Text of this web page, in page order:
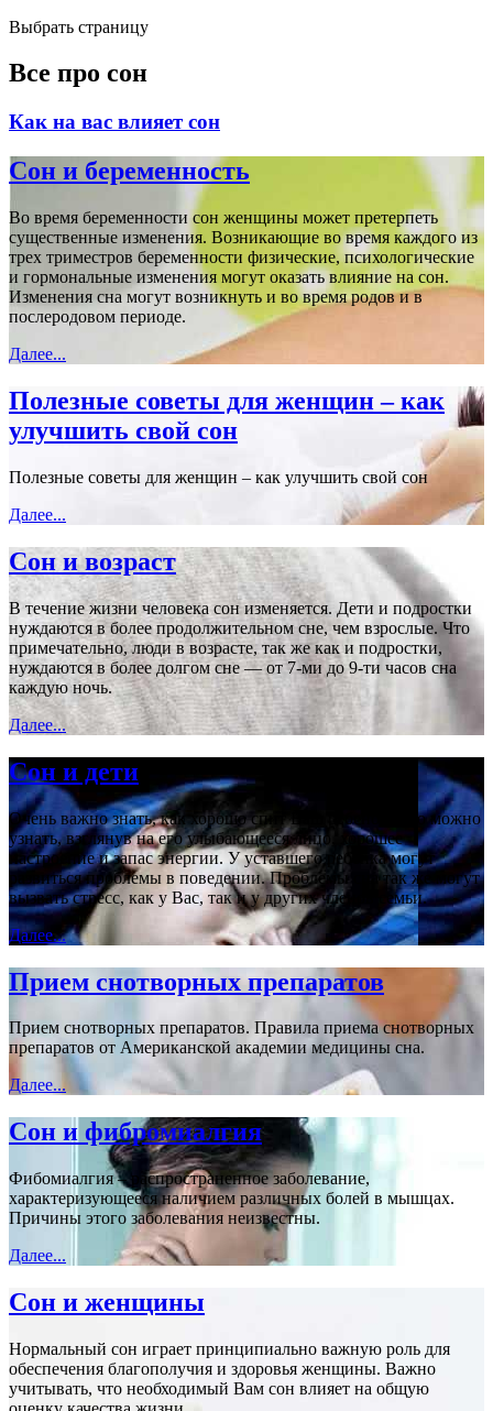
Выбрать страницу
Все про сон
Как на вас влияет сон
Сон и беременность
Во время беременности сон женщины может претерпеть
существенные изменения. Возникающие во время каждого из
трех триместров беременности физические, психологические
и гормональные изменения могут оказать влияние на сон.
Изменения сна могут возникнуть и во время родов и в
послеродовом периоде.
Далее...
Полезные советы для женщин – как
улучшить свой сон
Полезные советы для женщин – как улучшить свой сон
Далее...
Сон и возраст
В течение жизни человека сон изменяется. Дети и подростки
нуждаются в более продолжительном сне, чем взрослые. Что
примечательно, люди в возрасте, так же как и подростки,
нуждаются в более долгом сне — от 7-ми до 9-ти часов сна
каждую ночь.
Далее...
Сон и дети
Очень важно знать, как хорошо спит Ваш ребенок. Это можно
узнать, взглянув на его улыбающееся лицо, хорошее
настроение и запас энергии. У уставшего ребенка могут
развиться проблемы в поведении. Проблемы сна так же могут
вызвать стресс, как у Вас, так и у других членов семьи.
Далее...
Прием снотворных препаратов
Прием снотворных препаратов. Правила приема снотворных
препаратов от Американской академии медицины сна.
Далее...
Сон и фибромиалгия
Фибомиалгия – распространенное заболевание,
характеризующееся наличием различных болей в мышцах.
Причины этого заболевания неизвестны.
Далее...
Сон и женщины
Нормальный сон играет принципиально важную роль для
обеспечения благополучия и здоровья женщины. Важно
учитывать, что необходимый Вам сон влияет на общую